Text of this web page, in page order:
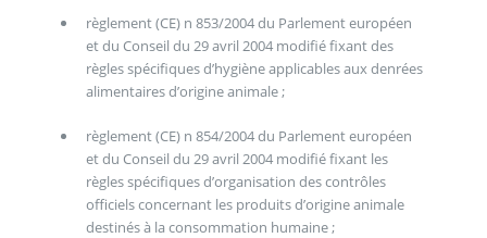
règlement (CE) n 853/2004 du Parlement européen
et du Conseil du 29 avril 2004 modifié fixant des
règles spécifiques d’hygiène applicables aux denrées
alimentaires d’origine animale ;
règlement (CE) n 854/2004 du Parlement européen
et du Conseil du 29 avril 2004 modifié fixant les
règles spécifiques d’organisation des contrôles
officiels concernant les produits d’origine animale
destinés à la consommation humaine ;